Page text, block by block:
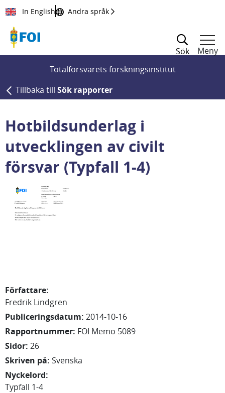
Till innehållet
In English Andra språk
Sök
Meny
Totalförsvarets forskningsinstitut
Tillbaka till Sök rapporter
Hotbildsunderlag i
utvecklingen av civilt
försvar (Typfall 1-4)
Författare:
Fredrik Lindgren
Publiceringsdatum: 2014-10-16
Rapportnummer: FOI Memo 5089
Sidor: 26
Skriven på: Svenska
Nyckelord:
Typfall 1-4